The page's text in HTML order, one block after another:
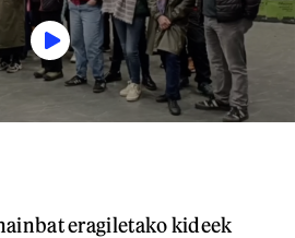
eragiletako kideek